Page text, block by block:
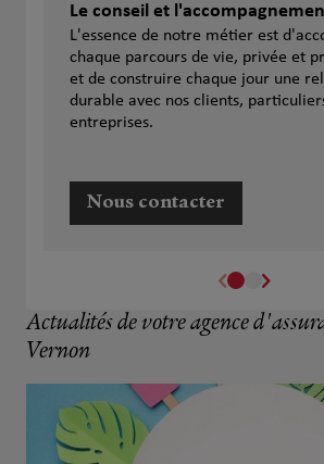
Le conseil et
L'essence de notre métier est
chaque parcours de vie, privée et
et de construire chaque jour une
durable avec nos clients,
entreprises.
Nous contacter
Actualités de votre agence
Vernon